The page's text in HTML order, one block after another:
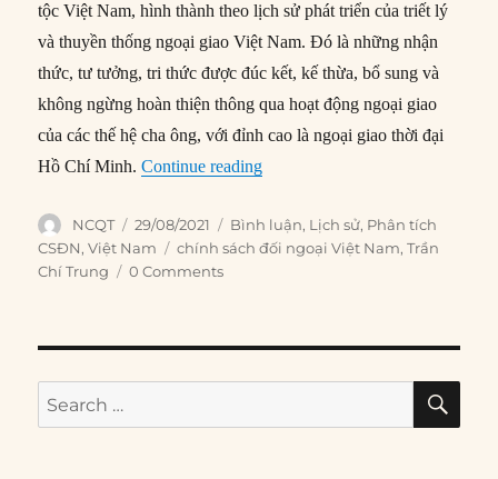
tộc Việt Nam, hình thành theo lịch sử phát triển của triết lý
và thuyền thống ngoại giao Việt Nam. Đó là những nhận
thức, tư tưởng, tri thức được đúc kết, kế thừa, bổ sung và
không ngừng hoàn thiện thông qua hoạt động ngoại giao
của các thế hệ cha ông, với đỉnh cao là ngoại giao thời đại
Hồ Chí Minh.Continue reading“Bản sắc ngoại giao Việt Nam:
Author
NCQT
Posted
on
29/08/2021 Categories
Bình luận, Lịch sử, Phân tích
CSĐN,Việt Nam Tags
chính sách đối ngoại Việt Nam,Trần
Chí Trung
0 Comments
Search
for: